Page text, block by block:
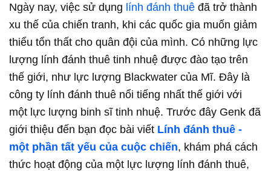
Ngày nay, việc sử dụng lính đánh thuê đã trở thành
xu thế của chiến tranh, khi các quốc gia muốn giảm
thiểu tổn thất cho quân đội của mình. Có những lực
lượng lính đánh thuê tinh nhuệ được đào tạo trên
thế giới, như lực lượng Blackwater của Mĩ. Đây là
công ty lính đánh thuê nổi tiếng nhất thế giới với
một lực lượng binh sĩ tinh nhuệ. Trước đây Genk đã
giới thiệu đến bạn đọc bài viết Lính đánh thuê -
một phần tất yếu của cuộc chiến, khám phá cách
thức hoạt động của một lực lượng lính đánh thuê,